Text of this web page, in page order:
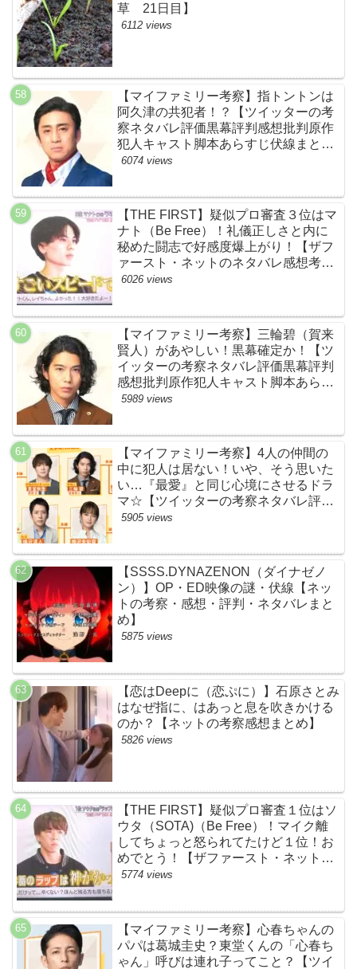
草 21日目】
6112 views
【マイファミリー考察】指トントンは
阿久津の共犯者！？【ツイッターの考
察ネタバレ評価黒幕評判感想批判原作
犯人キャスト脚本あらすじ伏線まと
め・松本幸四郎】
6074 views
【THE FIRST】疑似プロ審査３位はマ
ナト（Be Free）！礼儀正しさと内に
秘めた闘志で好感度爆上がり！【ザフ
ァースト・ネットのネタバレ感想考察
まとめ・スッキリ・BE:FIRST・ビー
6026 views
【マイファミリー考察】三輪碧（賀来
賢人）があやしい！黒幕確定か！【ツ
イッターの考察ネタバレ評価黒幕評判
感想批判原作犯人キャスト脚本あらす
じ伏線まとめ】
5989 views
【マイファミリー考察】4人の仲間の
中に犯人は居ない！いや、そう思いた
い…『最愛』と同じ心境にさせるドラ
マ☆【ツイッターの考察ネタバレ評価
黒幕評判感想批判原作犯人キャスト脚
5905 views
【SSSS.DYNAZENON（ダイナゼノ
ン）】OP・ED映像の謎・伏線【ネッ
トの考察・感想・評判・ネタバレまと
め】
5875 views
【恋はDeepに（恋ぷに）】石原さとみ
はなぜ指に、はあっと息を吹きかける
のか？【ネットの考察感想まとめ】
5826 views
【THE FIRST】疑似プロ審査１位はソ
ウタ（SOTA)（Be Free）！マイク離
してちょっと怒られてたけど１位！お
めでとう！【ザファースト・ネットの
ネタバレ感想考察まとめ・スッキリ・
5774 views
【マイファミリー考察】心春ちゃんの
パパは葛城圭史？東堂くんの「心春ち
ゃん」呼びは連れ子ってこと？【ツイ